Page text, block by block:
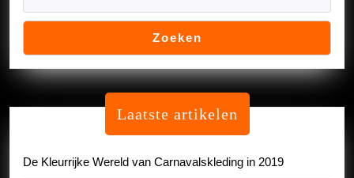
Zoeken
Laatste artikelen
De Kleurrijke Wereld van Carnavalskleding in 2019